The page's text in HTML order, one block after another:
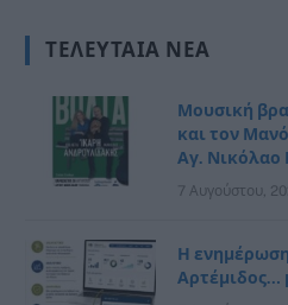
ΤΕΛΕΥΤΑΊΑ ΝΈΑ
Μουσική
και τον
Αγ. Νικόλαο
7 Αυγούστου,
Η
Αρτέμιδος…